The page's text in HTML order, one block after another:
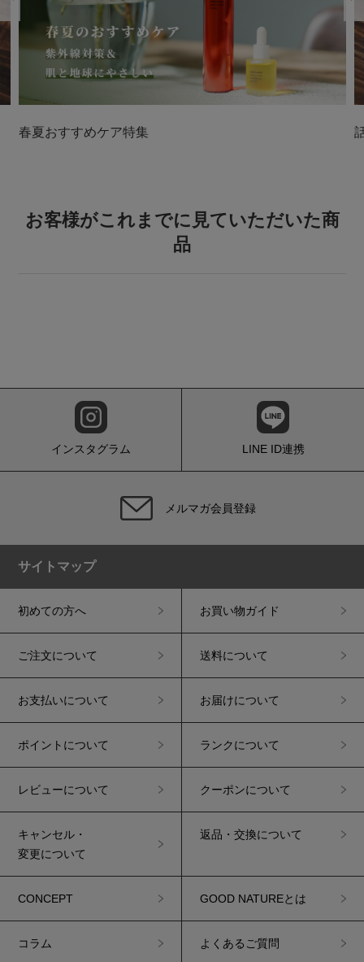
春夏おすすめケア特集
お客様がこれまでに見ていただいた商
品
インスタグラム LINE ID連携
メルマガ会員登録
サイトマップ
初めての方へ お買い物ガイド
ご注文について 送料について
お支払いについて お届けについて
ポイントについて ランクについて
レビューについて クーポンについて
キャンセル・
変更について
返品・交換について
CONCEPT GOOD NATUREとは
コラム よくあるご質問